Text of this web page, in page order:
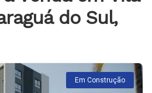
do Sul,
Em Construção